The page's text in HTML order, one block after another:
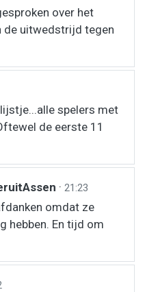
over het
de uitwedstrijd tegen
spelers met
de eerste 11
· 21:23
omdat ze
hebben. En tijd om